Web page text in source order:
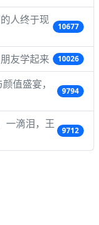
人终于现
10677
友学起来 10026
值盛宴，
9794
一滴泪，王
9712